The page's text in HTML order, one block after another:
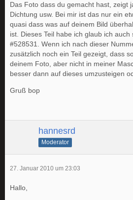
Das Foto dass du gemacht hast, zeigt
Dichtung usw. Bei mir ist das nur ein
quasi dass was auf deinem Bild
ist. Dieses Teil habe ich glaub ich auch
#528531. Wenn ich nach dieser
zusätzlich noch ein Teil gezeigt, dass
deinem Foto, aber nicht in meiner
besser dann auf dieses umzusteigen
Gruß bop
hannesrd
Moderator
27. Januar 2010 um 23:03
Hallo,